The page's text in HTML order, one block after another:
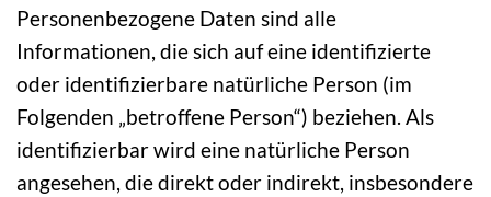
Personenbezogene Daten sind alle
Informationen, die sich auf eine identifizierte
oder identifizierbare natürliche Person (im
Folgenden „betroffene Person“) beziehen. Als
identifizierbar wird eine natürliche Person
angesehen, die direkt oder indirekt, insbesondere